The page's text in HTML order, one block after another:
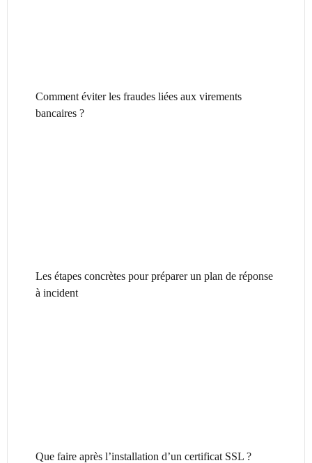
Comment éviter les fraudes liées aux virements
bancaires ?
Les étapes concrètes pour préparer un plan de réponse
à incident
Que faire après l’installation d’un certificat SSL ?